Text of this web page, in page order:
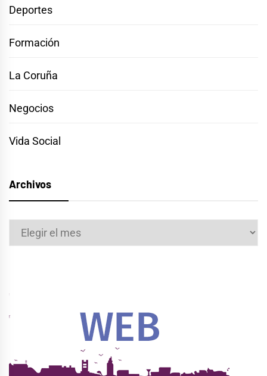
Deportes
Formación
La Coruña
Negocios
Vida Social
Archivos
Archivos